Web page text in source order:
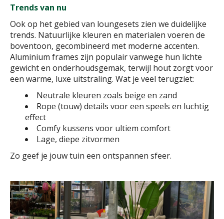
Trends van nu
Ook op het gebied van loungesets zien we duidelijke
trends. Natuurlijke kleuren en materialen voeren de
boventoon, gecombineerd met moderne accenten.
Aluminium frames zijn populair vanwege hun lichte
gewicht en onderhoudsgemak, terwijl hout zorgt voor
een warme, luxe uitstraling. Wat je veel terugziet:
Neutrale kleuren zoals beige en zand
Rope (touw) details voor een speels en luchtig
effect
Comfy kussens voor ultiem comfort
Lage, diepe zitvormen
Zo geef je jouw tuin een ontspannen sfeer.